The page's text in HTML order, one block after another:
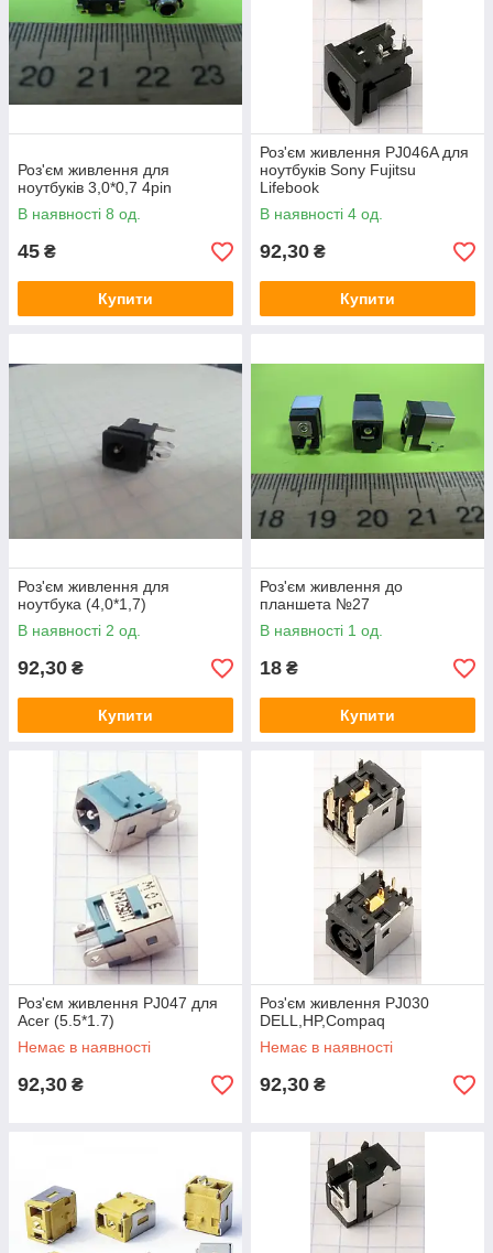
Роз'єм живлення для
ноутбуків 3,0*0,7 4pin
В наявності 8 од.
45 ₴
Купити
Роз'єм живлення PJ046A для
ноутбуків Sony Fujitsu
Lifebook
В наявності 4 од.
92,30 ₴
Купити
Роз'єм живлення для
ноутбука (4,0*1,7)
В наявності 2 од.
92,30 ₴
Купити
Роз'єм живлення до
планшета №27
В наявності 1 од.
18 ₴
Купити
Роз'єм живлення PJ047 для
Acer (5.5*1.7)
Немає в наявності
92,30 ₴
Роз'єм живлення PJ030
DELL,HP,Compaq
Немає в наявності
92,30 ₴